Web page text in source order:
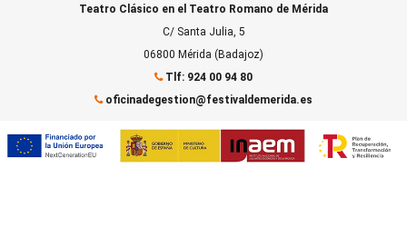
Teatro Clásico en el Teatro Romano de Mérida
C/ Santa Julia, 5
06800 Mérida (Badajoz)
Tlf: 924 00 94 80
oficinadegestion@festivaldemerida.es